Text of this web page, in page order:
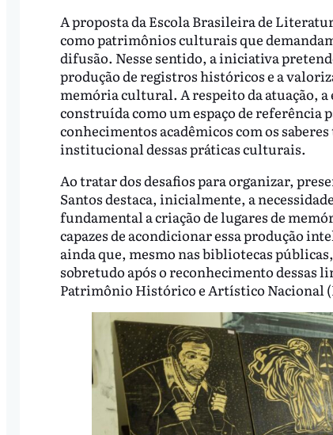
A proposta da Escola Brasileira de
como patrimônios culturais que
difusão. Nesse sentido, a iniciativa
produção de registros históricos e a
memória cultural. A respeito da atuação,
construída como um espaço de referência
conhecimentos acadêmicos com os
institucional dessas práticas culturais.
Ao tratar dos desafios para organizar,
Santos destaca, inicialmente, a
fundamental a criação de lugares de
capazes de acondicionar essa produção
ainda que, mesmo nas bibliotecas
sobretudo após o reconhecimento
Patrimônio Histórico e Artístico Nacional